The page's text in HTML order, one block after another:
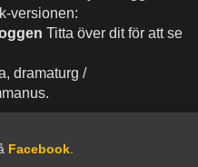
versionen:
Titta över dit för att se
dramaturg /
Facebook.